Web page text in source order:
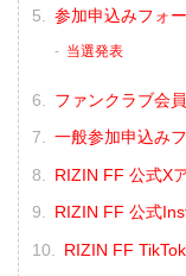
参加申込みフォ
当選発表
ファンクラブ会
一般参加申込み
RIZIN FF 公式X
RIZIN FF 公式
RIZIN FF